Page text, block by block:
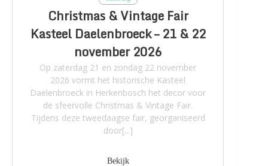
Christmas & Vintage Fair
Kasteel Daelenbroeck – 21 & 22
november 2026
Op zaterdag 21 en zondag 22 november
2026 vormt het historische Kasteel
Daelenbroeck in Herkenbosch het decor voor
de sfeervolle Christmas & Vintage Fair.
Tijdens deze tweedaagse fair, georganiseerd
door[...]
Bekijk